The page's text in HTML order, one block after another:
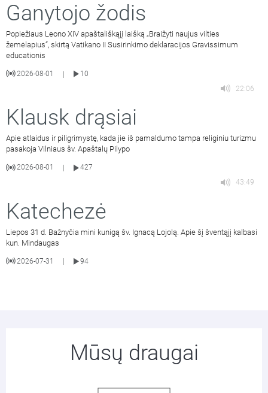
Ganytojo žodis
Popiežiaus Leono XIV apaštališkąjį laišką „Braižyti naujus vilties
žemėlapius“, skirtą Vatikano II Susirinkimo deklaracijos Gravissimum
educationis
2026-08-01 |
10
22:06
Klausk drąsiai
Apie atlaidus ir piligrimystę, kada jie iš pamaldumo tampa religiniu turizmu
pasakoja Vilniaus šv. Apaštalų Pilypo
2026-08-01
427
43:49
Katechezė
Liepos 31 d. Bažnyčia mini kunigą šv. Ignacą Lojolą. Apie šį šventąjį kalbasi
kun. Mindaugas
2026-07-31 94
Mūsų draugai